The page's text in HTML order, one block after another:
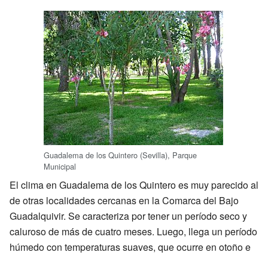
Guadalema de los Quintero (Sevilla), Parque
Municipal
El clima en Guadalema de los Quintero es muy parecido al
de otras localidades cercanas en la Comarca del Bajo
Guadalquivir. Se caracteriza por tener un período seco y
caluroso de más de cuatro meses. Luego, llega un período
húmedo con temperaturas suaves, que ocurre en otoño e